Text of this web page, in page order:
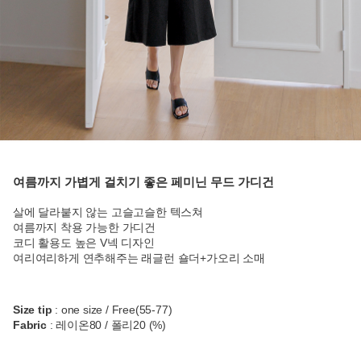
여름까지 가볍게 걸치기 좋은 페미닌 무드 가디건
살에 달라붙지 않는 고슬고슬한 텍스쳐
여름까지 착용 가능한 가디건
코디 활용도 높은 V넥 디자인
여리여리하게 연추해주는 래글런 숄더+가오리 소매
Size tip : one size / Free(55-77)
Fabric: 레이온80 / 폴리20 (%)